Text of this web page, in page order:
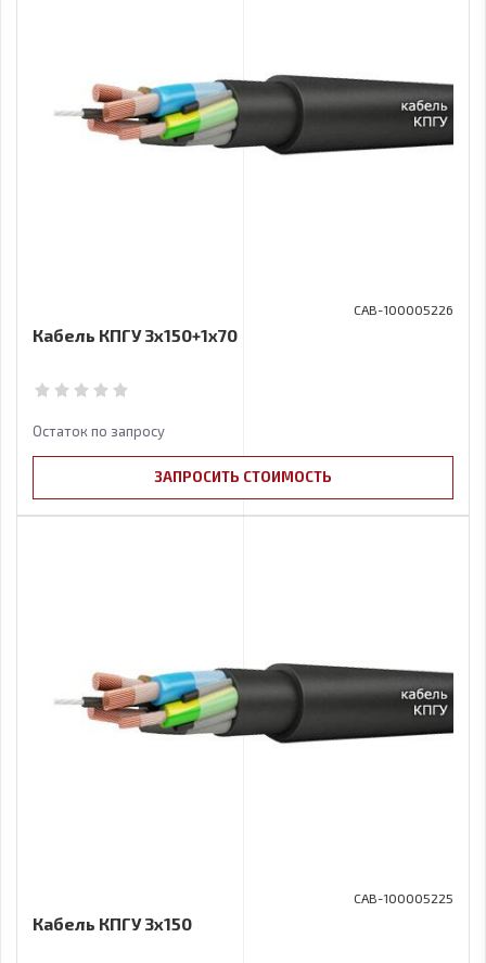
CAB-100005226
Кабель КПГУ 3х150+1x70
Остаток по запросу
ЗАПРОСИТЬ СТОИМОСТЬ
CAB-100005225
Кабель КПГУ 3х150